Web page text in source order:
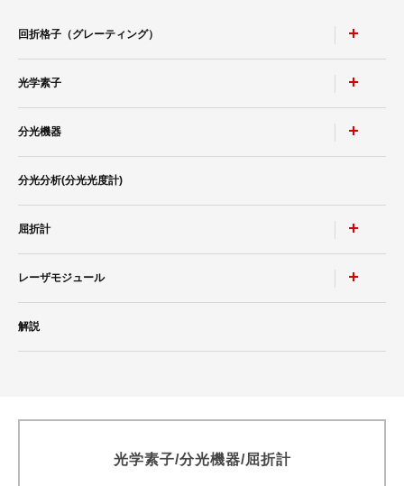
回折格子（グレーティング）
モノクロメータ用凹面回折格子
トロイダル回折格子
平面ブレーズド ホログラフィック 回折格子
ラミナー型レプリカ回折格子（真空紫外・軟X線領域用）
光学素子
高耐性レーザミラー & レーザウィンドウ
ポルカドットビームスプリッタ
分光機器
小形分光器スペクトロメイト SPG-120シリーズ
分光分析(分光光度計)
分光分析(分光光度計)
屈折計
レーザモジュール
イプ
解説
光学素子/分光機器/屈折計